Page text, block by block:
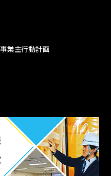
業主行動計画